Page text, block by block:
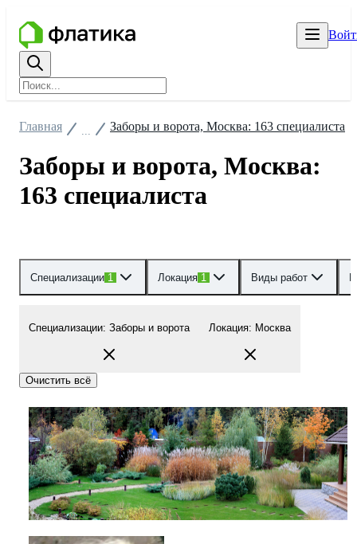
Главная Заборы и ворота, Москва: 163 специалиста
Заборы и ворота, Москва:
163 специалиста
Специализации 1 Локация 1 Виды работ
Специализации: Заборы и ворота Локация: Москва
Очистить всё